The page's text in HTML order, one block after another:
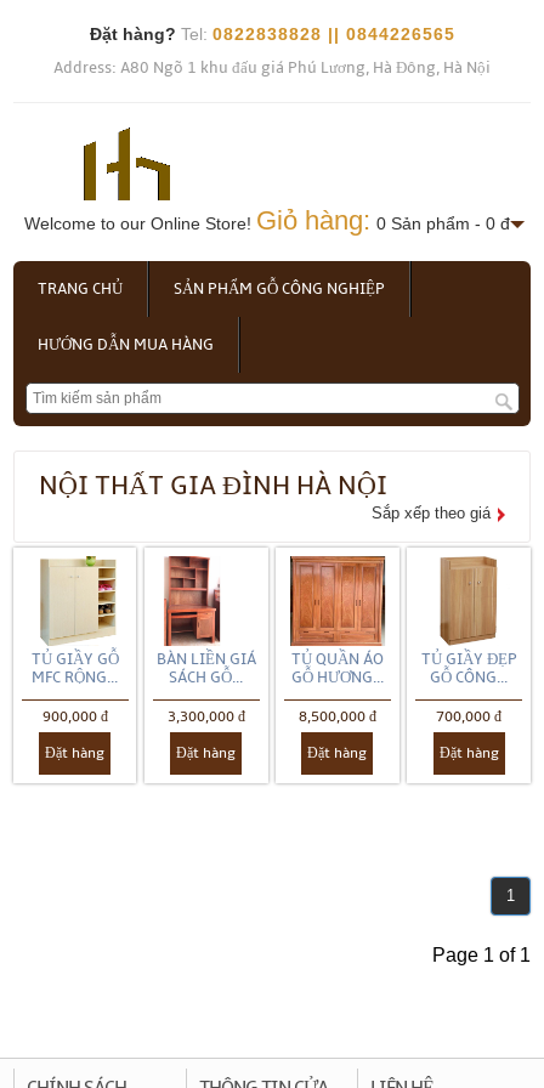
Đặt hàng? Tel: 0822838828 || 0844226565
Address: A80 Ngõ 1 khu đấu giá Phú Lương, Hà Đông, Hà Nội
Welcome to our Online Store! Giỏ hàng: 0 Sản phẩm - 0 đ
TRANG CHỦ SẢN PHẨM GỖ CÔNG NGHIỆP
HƯỚNG DẪN MUA HÀNG
NỘI THẤT GIA ĐÌNH HÀ NỘI
Sắp xếp theo giá
TỦ GIẦY GỖ
MFC RỘNG...
900,000 đ
Đặt hàng
BÀN LIỀN GIÁ
SÁCH GỖ...
3,300,000 đ
Đặt hàng
TỦ QUẦN ÁO
GỖ HƯƠNG...
8,500,000 đ
Đặt hàng
TỦ GIẦY ĐẸP
GỖ CÔNG...
700,000 đ
Đặt hàng
1
Page 1 of 1